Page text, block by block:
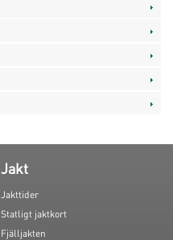
Jakt
Jakttider
Statligt jaktkort
Fjälljakten